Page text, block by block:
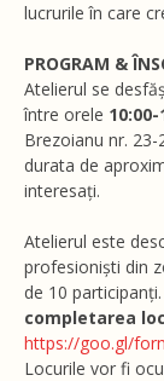
lucrurile în care
PROGRAM &
Atelierul se
între orele 10:00-
Brezoianu nr.
durata de
interesați.
Atelierul este
profesioniști din
de 10
completarea
https://goo.gl/
Locurile vor fi